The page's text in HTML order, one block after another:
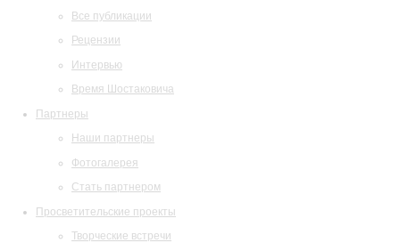
Все публикации
Рецензии
Интервью
Время Шостаковича
Партнеры
Наши партнеры
Фотогалерея
Стать партнером
Просветительские проекты
Творческие встречи